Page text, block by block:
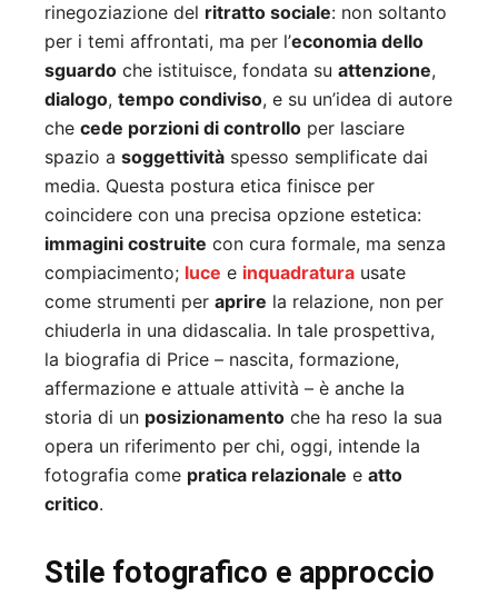
rinegoziazione del ritratto sociale: non soltanto
per i temi affrontati, ma per l’economia dello
sguardo che istituisce, fondata su attenzione,
dialogo, tempo condiviso, e su un’idea di autore
che cede porzioni di controllo per lasciare
spazio a soggettività spesso semplificate dai
media. Questa postura etica finisce per
coincidere con una precisa opzione estetica:
immagini costruite con cura formale, ma senza
compiacimento; luce e inquadratura usate
come strumenti per aprire la relazione, non per
chiuderla in una didascalia. In tale prospettiva,
la biografia di Price – nascita, formazione,
affermazione e attuale attività – è anche la
storia di un posizionamento che ha reso la sua
opera un riferimento per chi, oggi, intende la
fotografia come pratica relazionale e atto
critico.
Stile fotografico e approccio